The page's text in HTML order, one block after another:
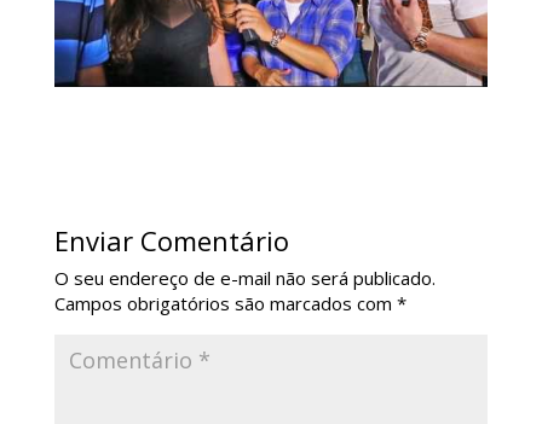
Enviar Comentário
O seu endereço de e-mail não será publicado.
Campos obrigatórios são marcados com *